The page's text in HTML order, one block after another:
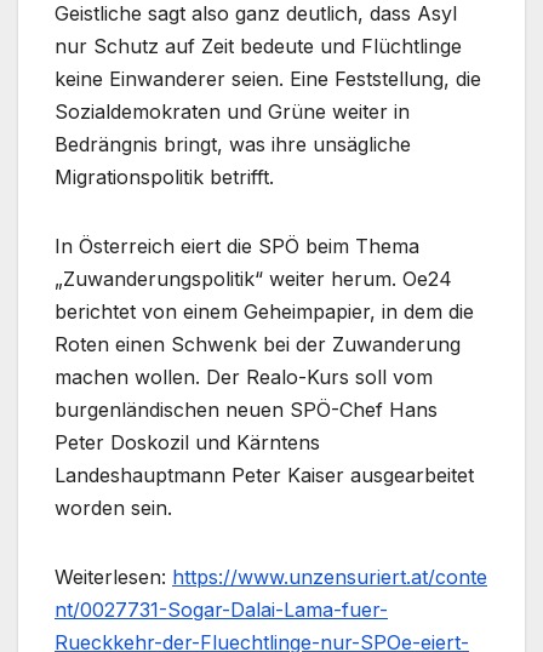
Geistliche sagt also ganz deutlich, dass Asyl
nur Schutz auf Zeit bedeute und Flüchtlinge
keine Einwanderer seien. Eine Feststellung, die
Sozialdemokraten und Grüne weiter in
Bedrängnis bringt, was ihre unsägliche
Migrationspolitik betrifft.
In Österreich eiert die SPÖ beim Thema
„Zuwanderungspolitik“ weiter herum. Oe24
berichtet von einem Geheimpapier, in dem die
Roten einen Schwenk bei der Zuwanderung
machen wollen. Der Realo-Kurs soll vom
burgenländischen neuen SPÖ-Chef Hans
Peter Doskozil und Kärntens
Landeshauptmann Peter Kaiser ausgearbeitet
worden sein.
Weiterlesen: https://www.unzensuriert.at/conte
nt/0027731-Sogar-Dalai-Lama-fuer-
Rueckkehr-der-Fluechtlinge-nur-SPOe-eiert-